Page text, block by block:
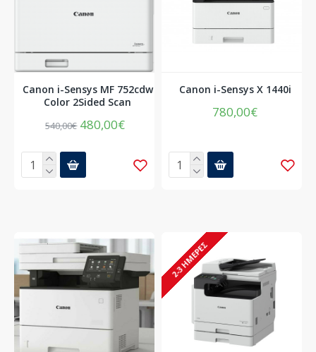
Canon i-Sensys MF 752cdw
Color 2Sided Scan
540,00€ 480,00€
Canon i-Sensys X 1440i
780,00€
2-3 ΗΜΈΡΕΣ